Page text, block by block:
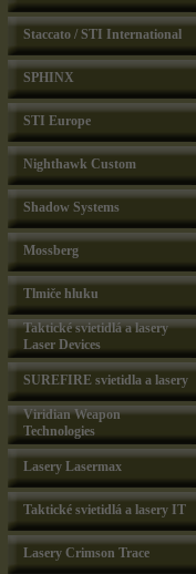
Staccato / STI International
SPHINX
STI Europe
Nighthawk Custom
Shadow Systems
Mossberg
Tlmiče hluku
Taktické svietidlá a lasery
Laser Devices
SUREFIRE svietidla a lasery
Viridian Weapon
Technologies
Lasery Lasermax
Taktické svietidlá a lasery IT
Lasery Crimson Trace